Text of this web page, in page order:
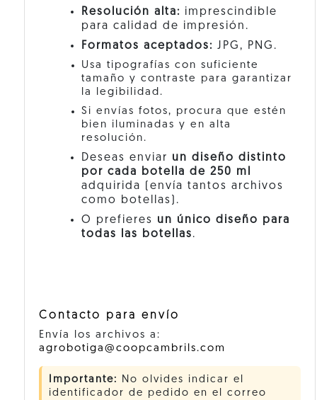
Resolución alta: imprescindible
para calidad de impresión.
Formatos aceptados: JPG, PNG.
Usa tipografías con suficiente
tamaño y contraste para garantizar
la legibilidad.
Si envías fotos, procura que estén
bien iluminadas y en alta
resolución.
Deseas enviar un diseño distinto
por cada botella de 250 ml
adquirida (envía tantos archivos
como botellas).
O prefieres un único diseño para
todas las botellas.
Contacto para envío
Envía los archivos a:
agrobotiga@coopcambrils.com
Importante: No olvides indicar el
identificador de pedido en el correo